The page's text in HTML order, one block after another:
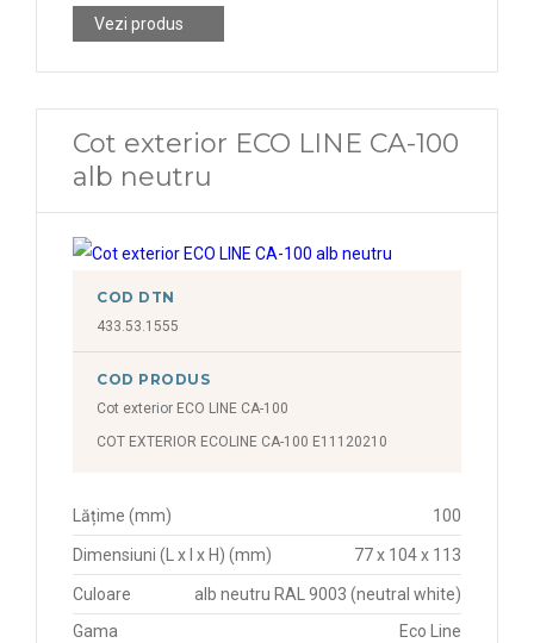
Vezi produs
Cot exterior ECO LINE CA-100
alb neutru
COD DTN
433.53.1555
COD PRODUS
Cot exterior ECO LINE CA-100
COT EXTERIOR ECOLINE CA-100 E11120210
Lățime (mm) 100
Dimensiuni (L x l x H) (mm) 77 x 104 x 113
Culoare
alb neutru RAL 9003 (neutral white)
Gama
Eco Line